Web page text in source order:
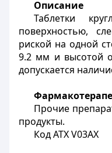
Описание
Таблетки
поверхностью,
риской на одной
9.2 мм и высотой
допускается
Прочие
продукты.
Код АТХV03AX